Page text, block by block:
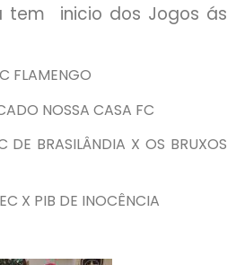
tem inicio dos Jogos ás
FLAMENGO
NOSSA CASA FC
BRASILÂNDIA X OS BRUXOS
X PIB DE INOCÊNCIA